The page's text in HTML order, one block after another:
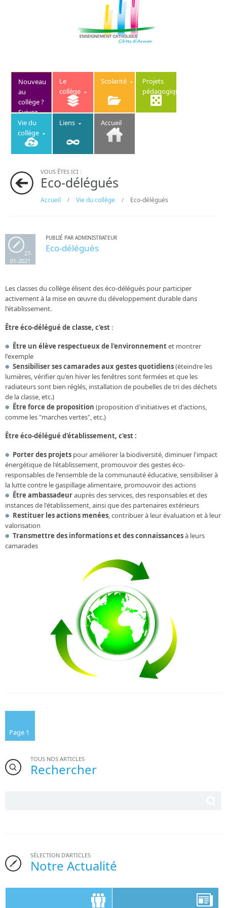
Nouveau
au
collège ?
Suivez
ce lien
Le
collège
Scolarité
Projets
pédagogiques
Vie du
collège
Liens Accueil
VOUS ÊTES ICI :
Eco-délégués
Accueil / Vie du collège / Eco-délégués
27-
01-2021
PUBLIÉ PAR ADMINISTRATEUR
Eco-délégués
Les classes du collège élisent des éco-délégués pour participer
activement à la mise en œuvre du développement durable dans
l'établissement.
Être éco-délégué de classe, c'est :
Être un élève respectueux de l'environnementet montrer
l'exemple
Sensibiliser ses camarades aux gestes quotidiens(éteindre les
lumières, vérifier qu'en hiver les fenêtres sont fermées et que les
radiateurs sont bien réglés, installation de poubelles de tri des déchets
de la classe, etc.)
Être force de proposition (proposition d'initiatives et d'actions,
comme les "marches vertes", etc.)
Être éco-délégué d'établissement, c'est :
Porter des projets pour améliorer la biodiversité, diminuer l'impact
énergétique de l'établissement, promouvoir des gestes éco-
responsables de l'ensemble de la communauté éducative, sensibiliser à
la lutte contre le gaspillage alimentaire, promouvoir des actions
Être ambassadeurauprès des services, des responsables et des
instances de l'établissement, ainsi que des partenaires extérieurs
Restituer les actions menées, contribuer à leur évaluation et à leur
valorisation
Transmettre des informations et des connaissancesà leurs
camarades
Page 1
TOUS NOS ARTICLES
Rechercher
SÉLECTION D'ARTICLES
Notre Actualité